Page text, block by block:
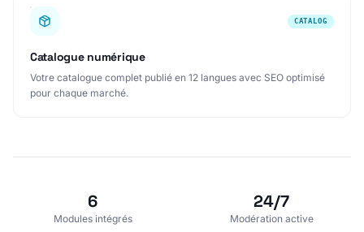
CATALOG
Catalogue numérique
Votre catalogue complet publié en 12 langues avec SEO optimisé
pour chaque marché.
6
Modules intégrés
24/7
Modération active